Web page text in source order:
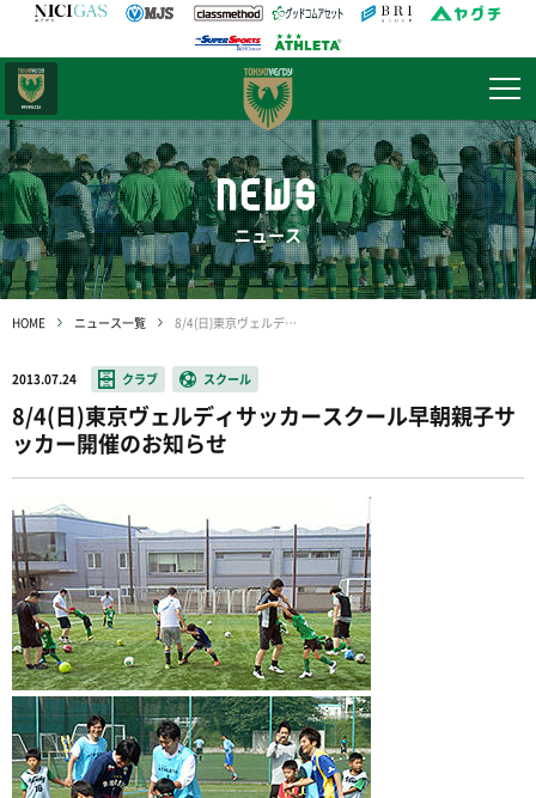
NEWS
ニュース
HOME ニュース一覧 8/4(日)東京ヴェルディサッカースクール早朝親子サッカー開催のお知らせ
2013.07.24 クラブ スクール
8/4(日)東京ヴェルディサッカースクール早朝親子サ
ッカー開催のお知らせ